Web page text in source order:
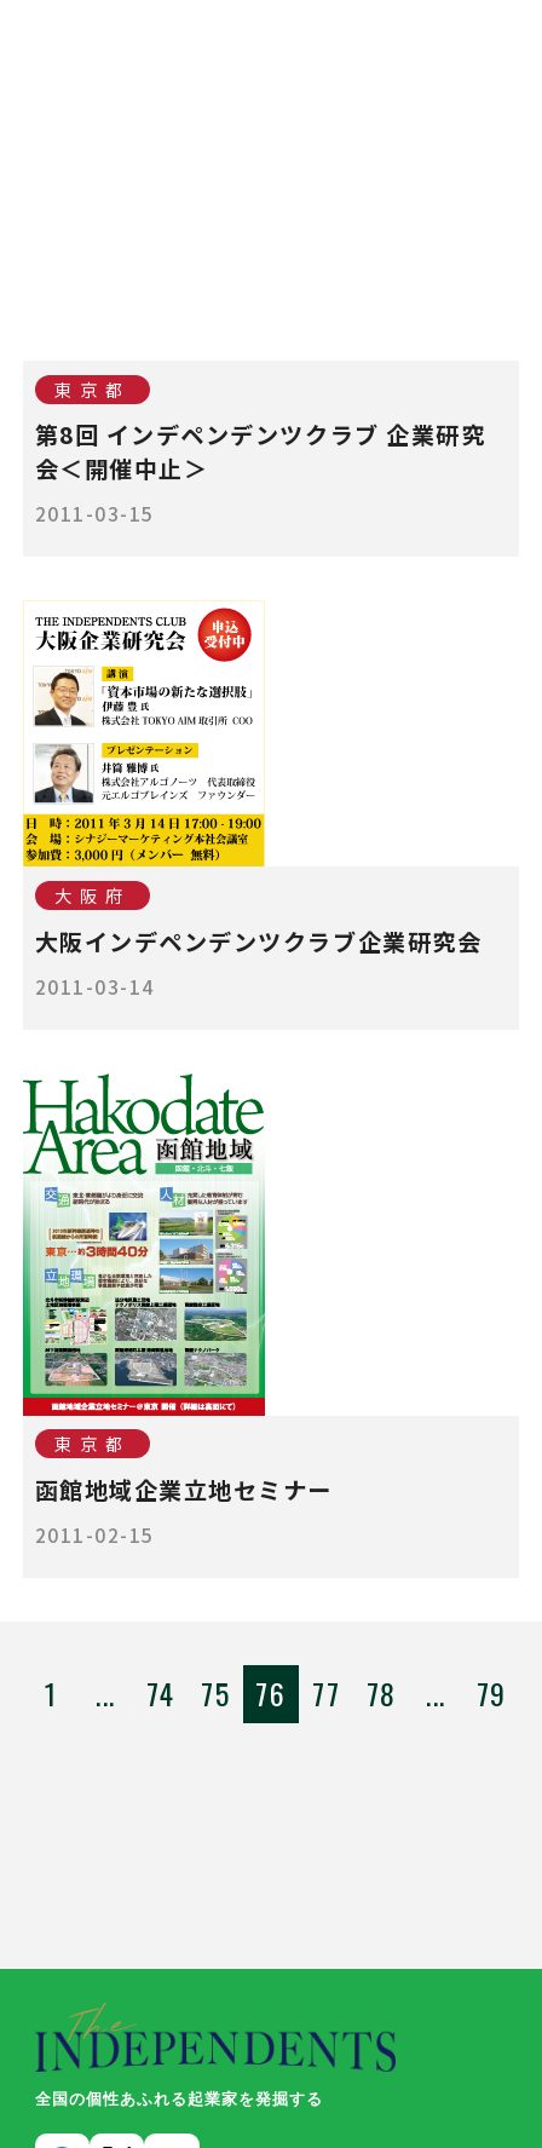
東京都
第8回 インデペンデンツクラブ 企業研究
会＜開催中止＞
2011-03-15
大阪府
大阪インデペンデンツクラブ企業研究会
2011-03-14
東京都
函館地域企業立地セミナー
2011-02-15
1 ... 74 75 76 77 78 ... 79
全国の個性あふれる起業家を発掘する